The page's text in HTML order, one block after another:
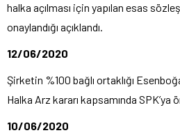
halka açılması için yapılan esas
onaylandığı açıklandı.
12/06/2020
Şirketin %100 bağlı ortaklığı
Halka Arz kararı kapsamında SPK’ya
10/06/2020